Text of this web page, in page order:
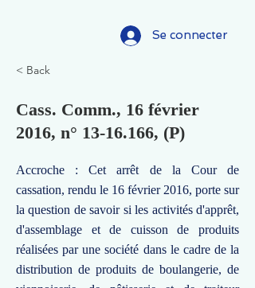
Se connecter
< Back
Cass. Comm., 16 février
2016, n° 13-16.166, (P)
Accroche : Cet arrêt de la Cour de
cassation, rendu le 16 février 2016, porte sur
la question de savoir si les activités d'apprêt,
d'assemblage et de cuisson de produits
réalisées par une société dans le cadre de la
distribution de produits de boulangerie, de